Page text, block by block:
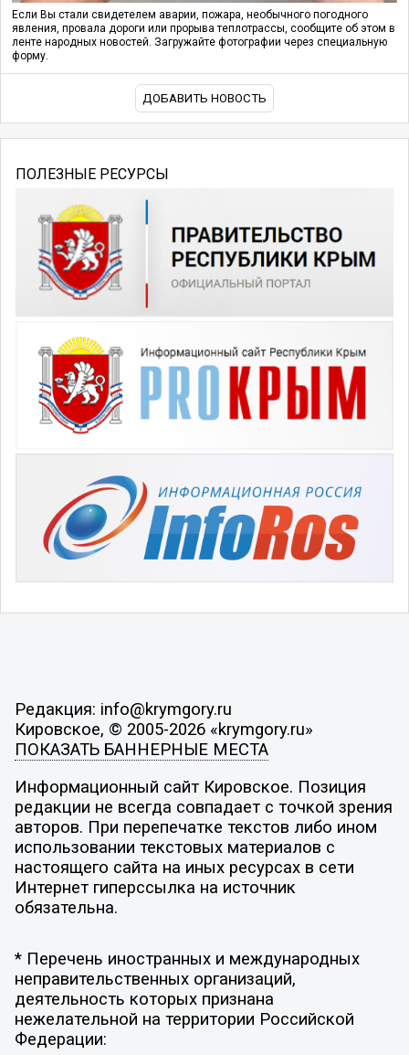
Если Вы стали свидетелем аварии, пожара, необычного погодного
явления, провала дороги или прорыва теплотрассы, сообщите об этом в
ленте народных новостей. Загружайте фотографии через специальную
форму.
ДОБАВИТЬ НОВОСТЬ
ПОЛЕЗНЫЕ РЕСУРСЫ
Редакция: info@krymgory.ru
Кировское, © 2005-2026 «krymgory.ru»
ПОКАЗАТЬ БАННЕРНЫЕ МЕСТА
Информационный сайт Кировское. Позиция
редакции не всегда совпадает с точкой зрения
авторов. При перепечатке текстов либо ином
использовании текстовых материалов с
настоящего сайта на иных ресурсах в сети
Интернет гиперссылка на источник
обязательна.
* Перечень иностранных и международных
неправительственных организаций,
деятельность которых признана
нежелательной на территории Российской
Федерации: